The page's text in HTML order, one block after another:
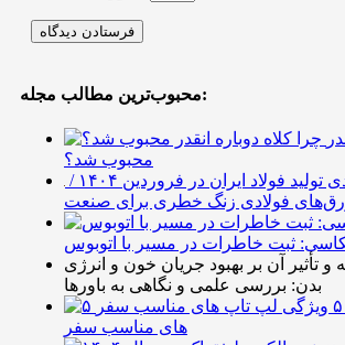
محبوب‌ترین مطالب مجله:
محبوب شد؟
افزایش ۴.۶ درصدی تولید فولاد ایران در فروردین ۱۴۰۴ /
ورق‌های فولادی زنگ خطری برای صنعت
ثبت خاطرات در مسیر با اتوبوس
و تأثیر آن بر بهبود جریان خون و انرژی
بدن: بررسی علمی و نگاهی به باورها
۵ ویژگی لپ تاپ
های مناسب سفر